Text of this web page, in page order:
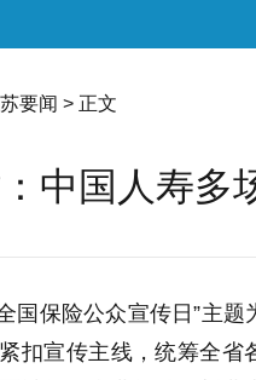
要闻 > 正文
中国人寿多
国保险公众宣传日”主题
扣宣传主线，统筹全